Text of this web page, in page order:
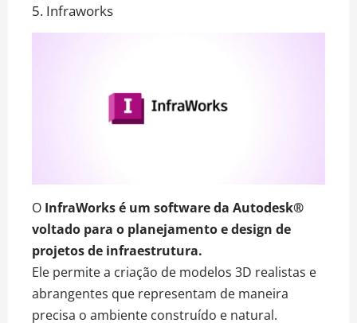
5. Infraworks
O InfraWorks é um software da Autodesk®
voltado para o planejamento e design de
projetos de infraestrutura.
Ele permite a criação de modelos 3D realistas e
abrangentes que representam de maneira
precisa o ambiente construído e natural.